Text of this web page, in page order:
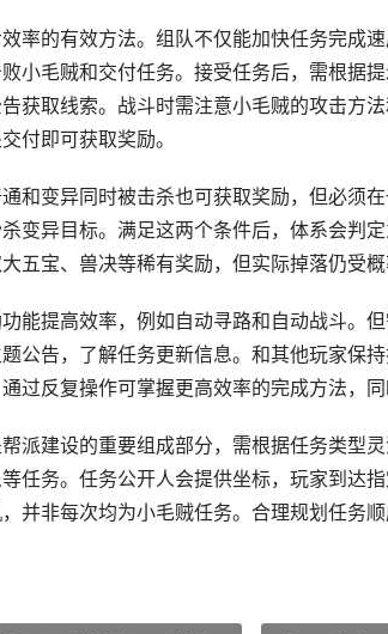
率的有效方法。组队不仅能加快任务完成
小毛贼和交付任务。接受任务后，需根据
获取线索。战斗时需注意小毛贼的攻击方
付即可获取奖励。
和变异同时被击杀也可获取奖励，但必须
变异目标。满足这两个条件后，体系会判
五宝、兽决等稀有奖励，但实际掉落仍受概
能提高效率，例如自动寻路和自动战斗。
公告，了解任务更新信息。和其他玩家保
过反复操作可掌握更高效率的完成方法，
派建设的重要组成部分，需根据任务类型
任务。任务公开人会提供坐标，玩家到达
并非每次均为小毛贼任务。合理规划任务